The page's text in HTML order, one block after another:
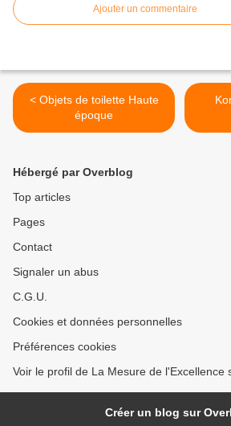
Ajouter un commentaire
< Objets de toilette Haute
époque
Hébergé par Overblog
Top articles
Pages
Contact
Signaler un abus
C.G.U.
Cookies et données personnelles
Préférences cookies
Voir le profil de La Mesure de l'Excellence
Créer un blog sur